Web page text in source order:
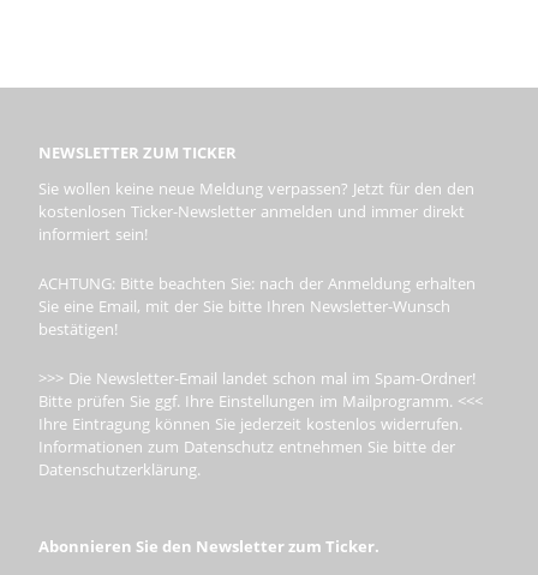
NEWSLETTER ZUM TICKER
Sie wollen keine neue Meldung verpassen? Jetzt für den den
kostenlosen Ticker-Newsletter anmelden und immer direkt
informiert sein!
ACHTUNG: Bitte beachten Sie: nach der Anmeldung erhalten
Sie eine Email, mit der Sie bitte Ihren Newsletter-Wunsch
bestätigen!
>>> Die Newsletter-Email landet schon mal im Spam-Ordner!
Bitte prüfen Sie ggf. Ihre Einstellungen im Mailprogramm. <<<
Ihre Eintragung können Sie jederzeit kostenlos widerrufen.
Informationen zum Datenschutz entnehmen Sie bitte der
Datenschutzerklärung.
Abonnieren Sie den Newsletter zum Ticker.